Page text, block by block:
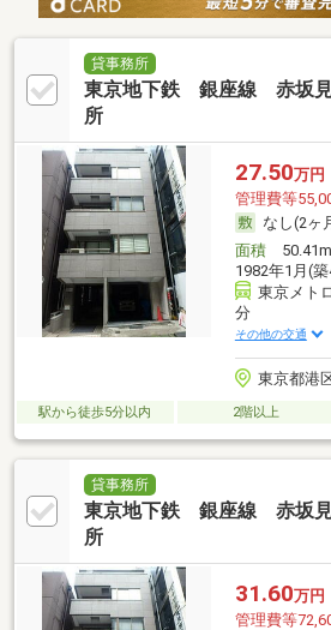
貸事務所
東京地下鉄 銀座線 赤坂
所
27.50万円
管理費等
なし(2ヶ
面積50.41m
1982年1月(
東京メト
分
その他の交通
東京都港
駅から徒歩5分以内 2階以上
貸事務所
東京地下鉄 銀座線 赤坂
所
31.60万円
管理費等